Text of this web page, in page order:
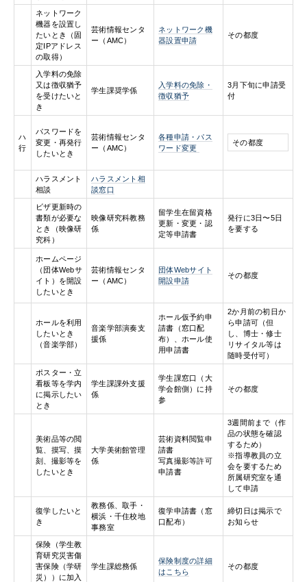
ネットワーク
機器を設置し
たいとき（固
定IPアドレス
の取得）
芸術情報センタ
ー（AMC）
ネットワーク機
器設置申請
その都度
入学料の免除
又は徴収猶予
を受けたいと
き
学生課奨学係
入学料の免除・
徴収猶予
3月下旬に申請受
付
ハ
行
パスワードを
変更・再発行
したいとき
芸術情報センタ
ー（AMC）
各種申請・パス
ワード変更
その都度
ハラスメント
相談
ハラスメント相
談窓口
ビザ更新時の
書類が必要な
とき（映像研
究科）
映像研究科教務
係
留学生在留資格
更新・変更・認
定等申請書
発行に3日〜5日
を要する
ホームページ
（団体Webサ
イト）を開設
したいとき
芸術情報センタ
ー（AMC）
団体Webサイト
開設申請
その都度
ホールを利用
したいとき
（音楽学部）
⾳楽学部演奏支
援係
ホール仮予約申
請書（窓口配
布）、ホール使
用申請書
2か月前の初日か
ら申請可（但
し、博士・修士
リサイタル等は
随時受付可）
ポスター・立
看板等を学内
に掲示したい
とき
学生課課外支援
係
学生課窓口（大
学会館側）に持
参
その都度
美術品等の閲
覧、摸写、摸
刻、撮影等を
したいとき
大学美術館管理
係
芸術資料閲覧申
請書
写真撮影等許可
申請書
3週間前まで（作
品の状態を確認
するため）
※指導教員の立
会を要するため
所属研究室を通
して申請
復学したいと
き
教務係、取手・
横浜・千住校地
事務室
復学申請書（窓
口配布）
締切日は掲示で
お知らせ
保険（学生教
育研究災害傷
害保険（学研
災））に加入
学生課総務係
保険制度の詳細
はこちら
その都度